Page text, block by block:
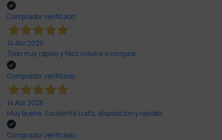
Comprador verificado
14 Abr 2026
Todo muy rápido y fácil,volveré a comprar.
Comprador verificado
14 Abr 2026
Muy buena. Excelente trato, disposición y rapidez
Comprador verificado